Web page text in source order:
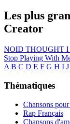
Les plus
Creator
NOID THOUGHT I
Stop Playing With
A B C D E F G H I J
Thématiques
Chansons
Rap Français
Chansons